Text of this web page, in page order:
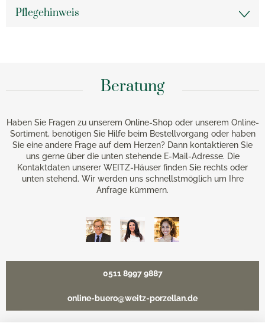
Pflegehinweis
Beratung
Haben Sie Fragen zu unserem Online-Shop oder unserem Online-
Sortiment, benötigen Sie Hilfe beim Bestellvorgang oder haben
Sie eine andere Frage auf dem Herzen? Dann kontaktieren Sie
uns gerne über die unten stehende E-Mail-Adresse. Die
Kontaktdaten unserer WEITZ-Häuser finden Sie rechts oder
unten stehend. Wir werden uns schnellstmöglich um Ihre
Anfrage kümmern.
0511 8997 9887
online-buero@weitz-porzellan.de